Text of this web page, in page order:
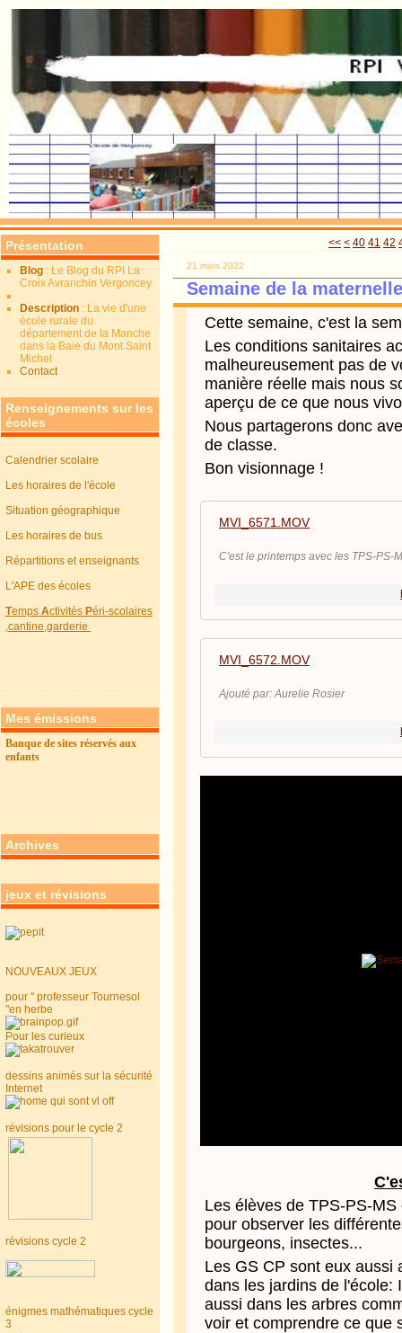
Présentation
Blog : Le Blog du RPI La
Croix Avranchin Vergoncey
Description : La vie d'une
école rurale du
département de la Manche
dans la Baie du Mont Saint
Michel
Contact
Renseignements sur les
écoles
Calendrier scolaire
Les horaires de l'école
Situation géographique
Les horaires de bus
Répartitions et enseignants
L'APE des écoles
TempsActivitésPéri-scolaires
,cantine,garderie
Mes émissions
Banque de sites réservés aux
enfants
Archives
jeux et révisions
NOUVEAUX JEUX
pour " professeur Tournesol
"en herbe
Pour les curieux
dessins animés sur la sécurité
Internet
révisions pour le cycle 2
révisions cycle 2
énigmes mathématiques cycle
3
<< < 10
20
30
40 41 42
21 mars 2022
Semaine de la
Cette semaine, c'est la
Les conditions sanitaires
malheureusement pas de
manière réelle mais nous
aperçu de ce que nous
Nous partagerons donc
de classe.
Bon visionnage !
MVI_6571.MOV
C'est le printemps avec les TPS-PS-
MVI_6572.MOV
Ajouté par: Aurelie Rosier
Les élèves de TPS-PS-
pour observer les
bourgeons, insectes...
Les GS CP sont eux
dans les jardins de l'école:
aussi dans les arbres
voir et comprendre ce que